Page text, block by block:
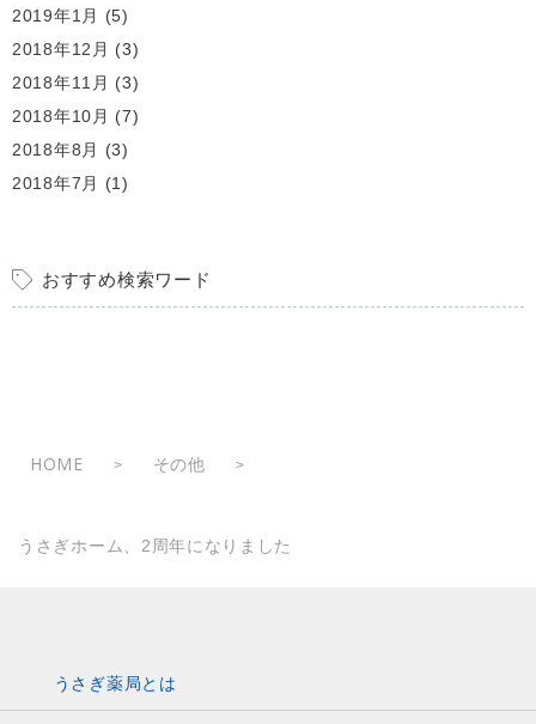
2019年1月
(5)
2018年12月 (3)
2018年11月 (3)
2018年10月 (7)
2018年8月
(3)
2018年7月
(1)
おすすめ検索ワード
HOME > その他 >
うさぎホーム、2周年になりました
うさぎ薬局とは